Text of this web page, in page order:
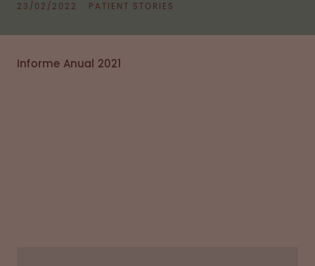
23/02/2022 PATIENT STORIES
Informe Anual 2021